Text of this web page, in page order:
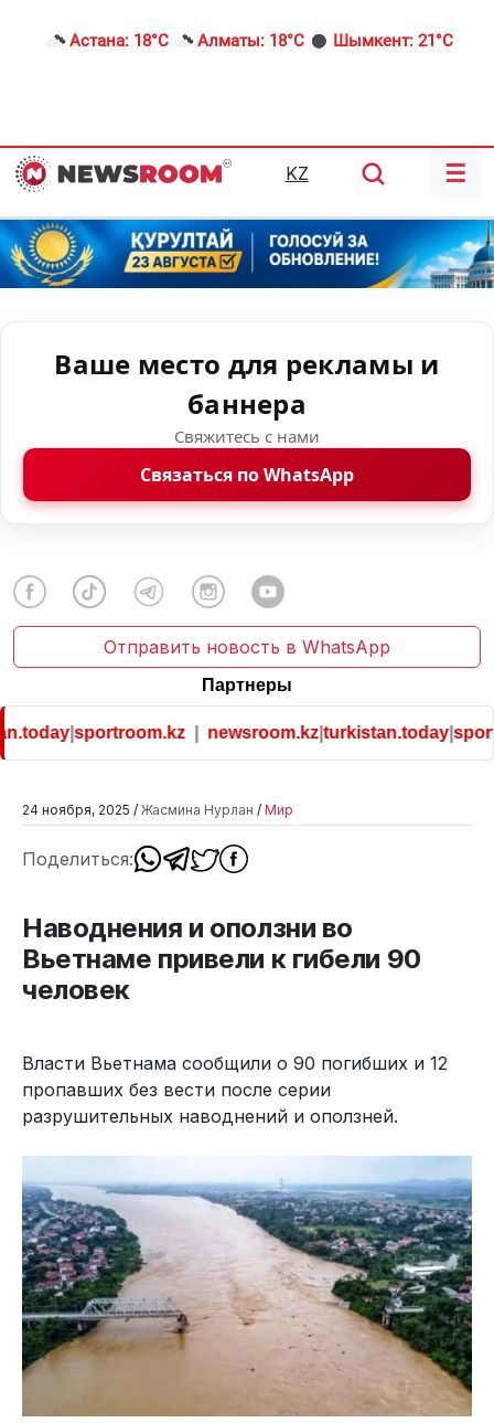
Астана: 18°C Алматы: 18°C Шымкент: 21°C
KZ ☰
Ваше место для рекламы и
баннера
Свяжитесь с нами
Связаться по WhatsApp
Отправить новость в WhatsApp
Партнеры
|sportroom.kz| newsroom.kz|turkistan.today|
24 ноября, 2025 / Жасмина Нурлан / Мир
Поделиться:
Наводнения и оползни во
Вьетнаме привели к гибели 90
человек
Власти Вьетнама сообщили о 90 погибших и 12
пропавших без вести после серии
разрушительных наводнений и оползней.